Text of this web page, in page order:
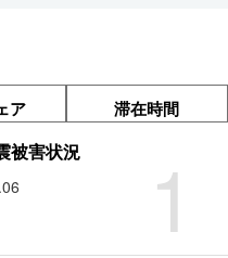
ア 滞在時間
1
被害状況